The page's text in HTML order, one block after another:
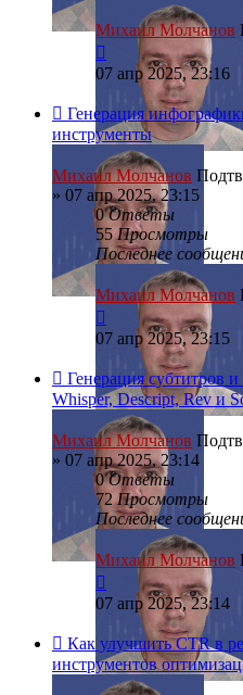
Михаил Молчанов
07 апр 2025, 23:16
Генерация
инструменты
Михаил Молчанов
» 07 апр 2025, 23:15
0Ответы
55Просмотры
Последнее
Михаил Молчанов
07 апр 2025, 23:15
Генерация субтитров
Whisper, Descript, Rev и
Михаил Молчанов
» 07 апр 2025, 23:14
0Ответы
72Просмотры
Последнее
Михаил Молчанов
07 апр 2025, 23:14
Как улучшить CTR в
инструментов